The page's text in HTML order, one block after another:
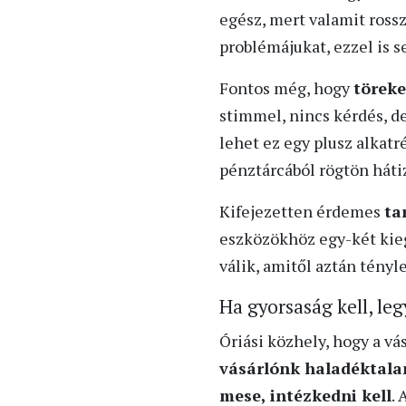
egész, mert valamit
problémájukat, ezzel is
Fontos még, hogy
stimmel, nincs kérdés,
lehet ez egy plusz
pénztárcából rögtön
Kifejezetten érdemes
eszközökhöz egy-két
válik, amitől aztán
Ha gyorsaság kell,
Óriási közhely, hogy a
vásárlónk
mese, intézkedni kell.